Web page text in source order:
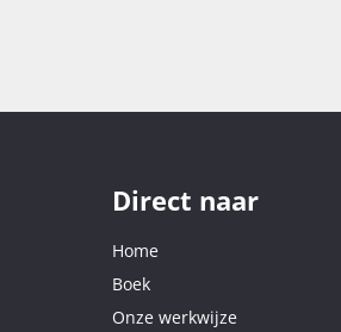
Direct naar
Home
Boek
Onze werkwijze